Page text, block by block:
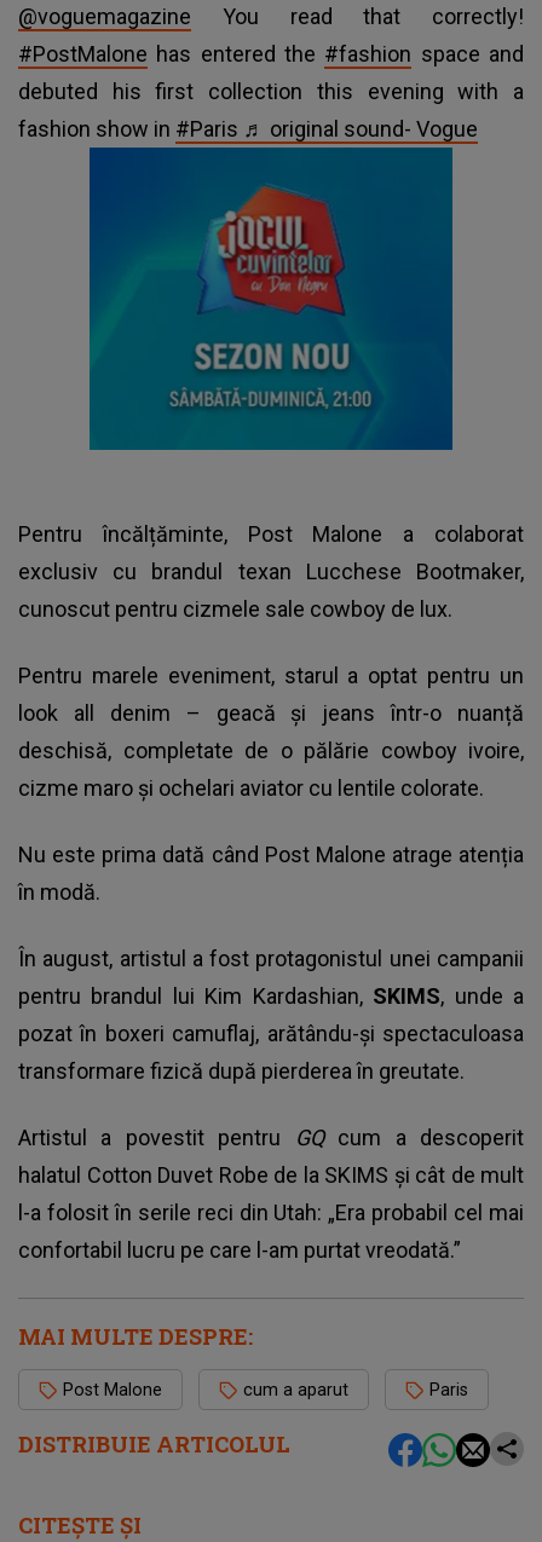
DISTRIBUIE ARTICOLUL
@voguemagazine You read that correctly!
#PostMalone has entered the #fashion space and
debuted his first collection this evening with a
fashion show in #Paris ♬ original sound- Vogue
Pentru încălțăminte, Post Malone a colaborat
exclusiv cu brandul texan Lucchese Bootmaker,
cunoscut pentru cizmele sale cowboy de lux.
Pentru marele eveniment, starul a optat pentru un
look all denim – geacă și jeans într-o nuanță
deschisă, completate de o pălărie cowboy ivoire,
cizme maro și ochelari aviator cu lentile colorate.
Nu este prima dată când Post Malone atrage atenția
în modă.
În august, artistul a fost protagonistul unei campanii
pentru brandul lui Kim Kardashian, SKIMS, unde a
pozat în boxeri camuflaj, arătându-și spectaculoasa
transformare fizică după pierderea în greutate.
Artistul a povestit pentru GQ cum a descoperit
halatul Cotton Duvet Robe de la SKIMS și cât de mult
l-a folosit în serile reci din Utah: „Era probabil cel mai
confortabil lucru pe care l-am purtat vreodată.”
MAI MULTE DESPRE:
Post Malone cum a aparut Paris
CITEȘTE ȘI